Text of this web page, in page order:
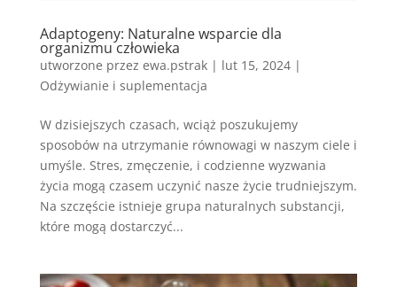
Adaptogeny: Naturalne wsparcie dla
organizmu człowieka
utworzone przez ewa.pstrak| lut 15, 2024|
Odżywianie i suplementacja
W dzisiejszych czasach, wciąż poszukujemy
sposobów na utrzymanie równowagi w naszym ciele i
umyśle. Stres, zmęczenie, i codzienne wyzwania
życia mogą czasem uczynić nasze życie trudniejszym.
Na szczęście istnieje grupa naturalnych substancji,
które mogą dostarczyć...